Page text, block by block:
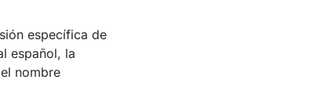
específica de
español, la
nombre